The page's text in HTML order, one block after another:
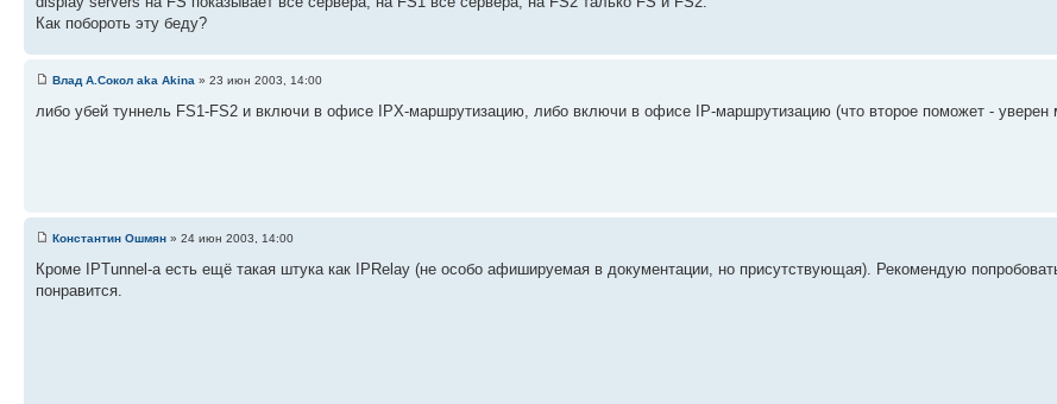
Как побороть эту беду?
Влад А.Сокол aka Akina » 23 июн 2003, 14:00
либо убей туннель FS1-FS2 и включи в офисе IPX-маршрутизацию, либо включи в офисе IP-маршрутизацию (что второе поможет - уверен
Константин Ошмян » 24 июн 2003, 14:00
Кроме IPTunnel-а есть ещё такая штука как IPRelay (не особо афишируемая в документации, но присутствующая). Рекомендую
понравится.